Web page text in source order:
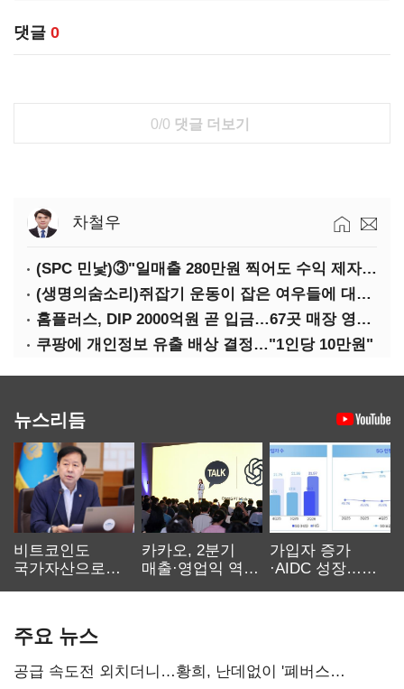
댓글 0
0/0 댓글 더보기
차철우
(SPC 민낯)③"일매출 280만원 찍어도 수익 제자리"…점주 울리는 '상시 할인'
(생명의숨소리)쥐잡기 운동이 잡은 여우들에 대하여
홈플러스, DIP 2000억원 곧 입금…67곳 매장 영업 재개 예정
쿠팡에 개인정보 유출 배상 결정…"1인당 10만원"
뉴스리듬
비트코인도
국가자산으로…'
카카오, 2분기
매출·영업익 역대
가입자 증가
·AIDC 성장…
주요 뉴스
공급 속도전 외치더니…황희, 난데없이 '폐버스